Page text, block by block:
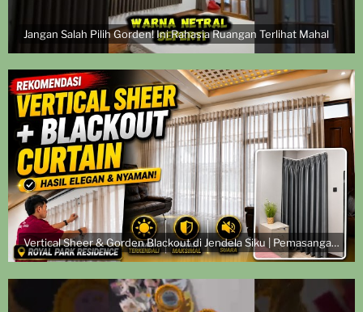
Jangan Salah Pilih Gorden! Ini Rahasia Ruangan Terlihat Mahal
Vertical Sheer & Gorden Blackout di Jendela Siku | Pemasangan di Royal Park Residence